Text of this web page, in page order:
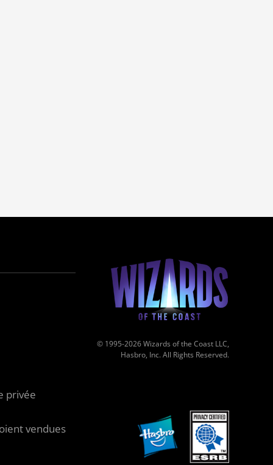
privée
vendues
© 1995-2026 Wizards of the Coast LLC,
Hasbro, Inc. All Rights Reserved.